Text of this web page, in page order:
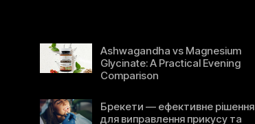
Ashwagandha vs Magnesium
Glycinate: A Practical Evening
Comparison
Брекети — ефективне рішення
для виправлення прикусу та